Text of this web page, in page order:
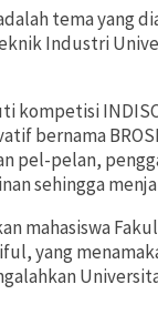
tema yang
Industri
bernama
pel-pelan,
sehingga
mahasiswa
yang